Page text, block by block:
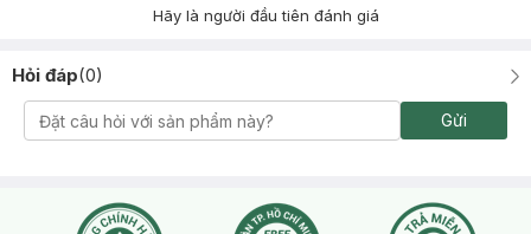
Hãy là người đầu tiên đánh giá
Hỏi đáp(0)
Gửi